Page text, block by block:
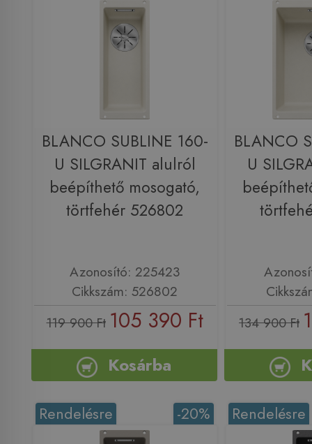
BLANCO SUBLINE 160-
U SILGRANIT alulról
beépíthető mosogató,
törtfehér 526802
Azonosító: 225423
Cikkszám: 526802
119 900 Ft 105 390 Ft
Kosárba
BLANCO
U
134 900 Ft
-20%
Rendelésre Rendelésre